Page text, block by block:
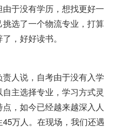
于没有学历，想找更好一
选了一个物流专业，打算
，好好读书。
人说，自考由于没有入学
主选择专业，学习方式灵
，如今已经越来越深入人
万人。在现场，我们还遇